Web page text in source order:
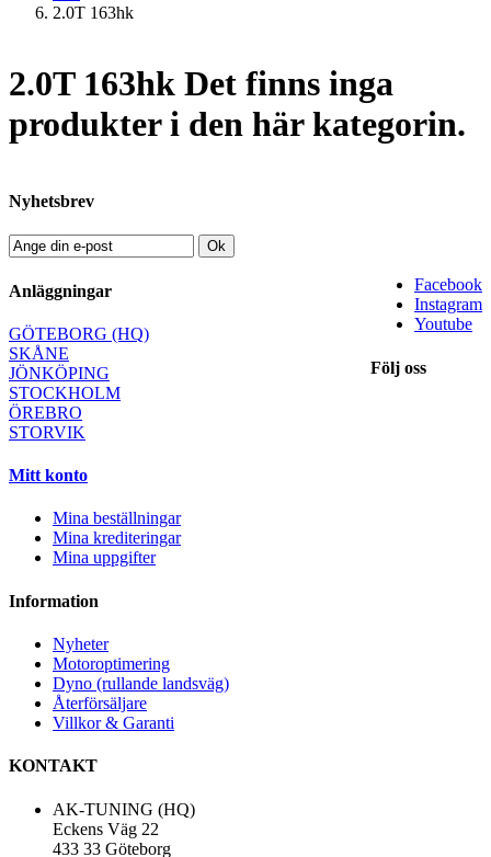
2.0T 163hk
2.0T 163hk Det finns inga
produkter i den här kategorin.
Nyhetsbrev
Ok
Facebook
Instagram
Youtube
Följ oss
Anläggningar
GÖTEBORG (HQ)
SKÅNE
JÖNKÖPING
STOCKHOLM
ÖREBRO
STORVIK
Mitt konto
Mina beställningar
Mina krediteringar
Mina uppgifter
Information
Nyheter
Motoroptimering
Dyno (rullande landsväg)
Återförsäljare
Villkor & Garanti
KONTAKT
AK-TUNING (HQ)
Eckens Väg 22
433 33 Göteborg